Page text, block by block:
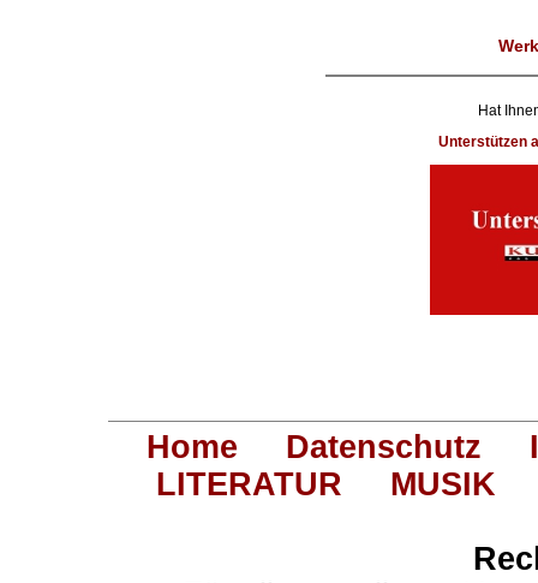
Hat
Unterstützen
Home Datenschutz
LITERATUR
MUSIK